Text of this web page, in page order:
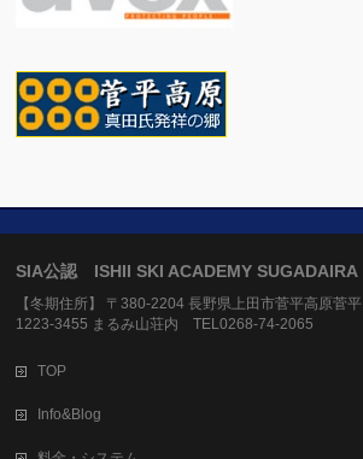
SIA公認 ISHII SKI ACADEMY SUGADAIRA
【冬期住所】 〒380-2204 長野県上田市菅平高原菅平
1223-3455 まるみ山荘内 TEL0268-74-2065
TOP
Info&Blog